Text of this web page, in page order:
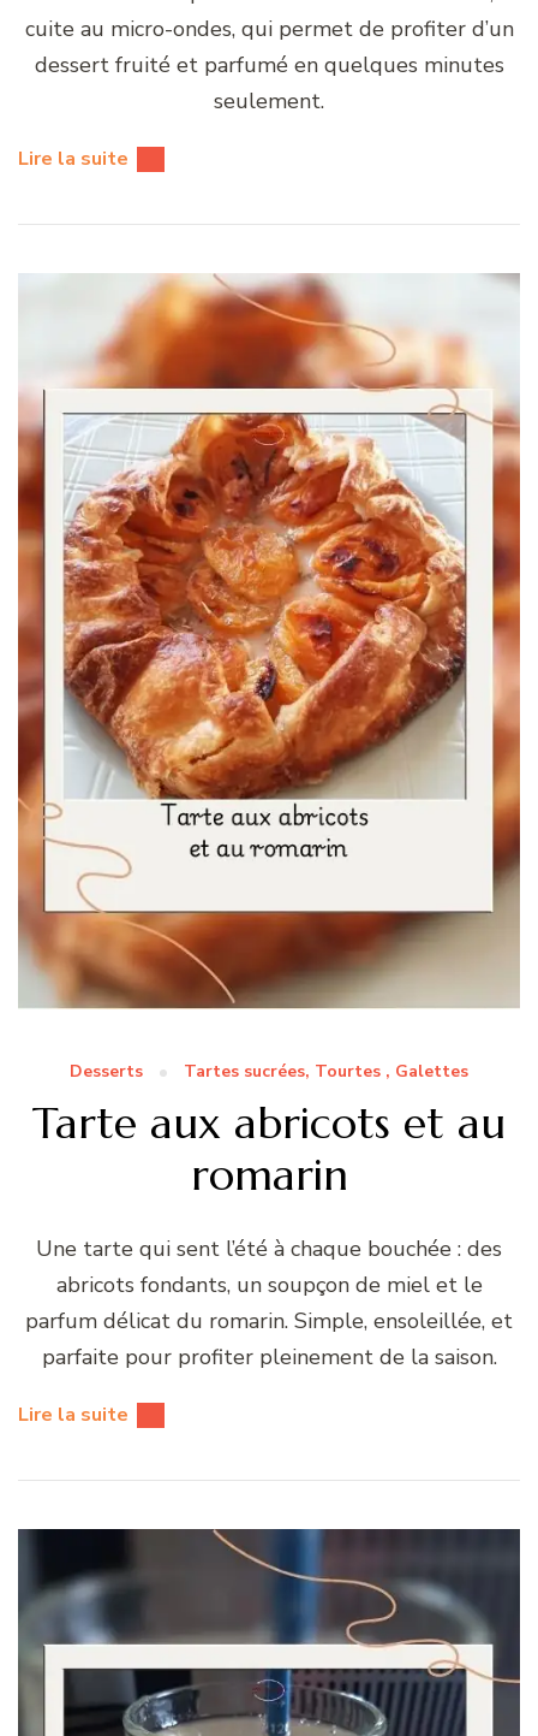
cuite au micro-ondes, qui permet de profiter d’un
dessert fruité et parfumé en quelques minutes
seulement.
Lire la suite
Desserts Tartes sucrées, Tourtes , Galettes
Tarte aux abricots et au
romarin
Une tarte qui sent l’été à chaque bouchée : des
abricots fondants, un soupçon de miel et le
parfum délicat du romarin. Simple, ensoleillée, et
parfaite pour profiter pleinement de la saison.
Lire la suite